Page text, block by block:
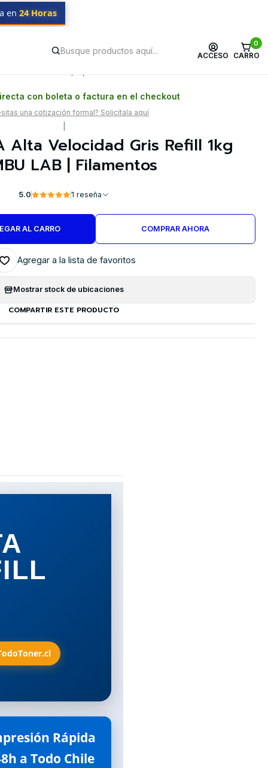
ACCESO
0
CARRO
en 24 Horas
Filamentos
con boleta o factura en el checkout
una cotización formal? Solicítala aquí
Alta Velocidad Gris Refill 1kg
LAB | Filamentos
5.0 1 reseña
AL CARRO COMPRAR AHORA
Agregar a la lista de favoritos
Mostrar stock de ubicaciones
COMPARTIR ESTE PRODUCTO
Rápida
a Todo Chile